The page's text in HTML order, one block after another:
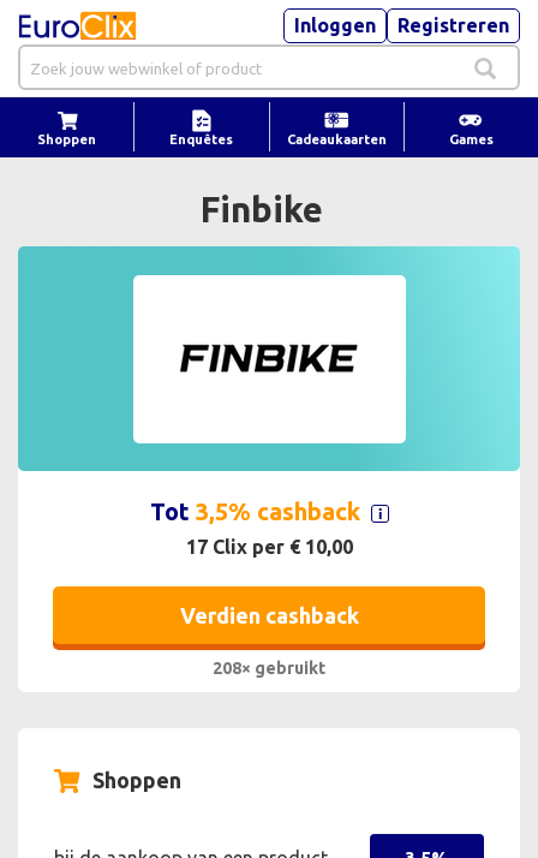
Inloggen Registreren
Shoppen Enquêtes Cadeaukaarten Games
Finbike
Tot 3,5% cashback
17 Clix per € 10,00
Verdien cashback
208× gebruikt
Shoppen